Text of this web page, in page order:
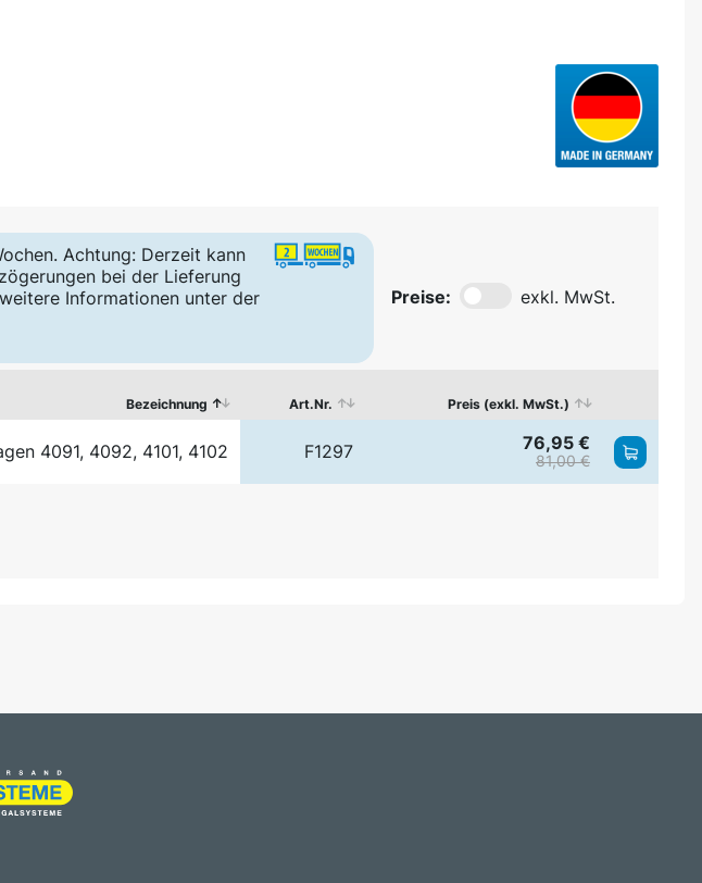
Achtung: Derzeit kann
bei der Lieferung
Informationen unter der
Preise: exkl. MwSt.
Bezeichnung Art.Nr. Preis (exkl. MwSt.)
4091, 4092, 4101, 4102 F1297 76,95 €
81,00 €